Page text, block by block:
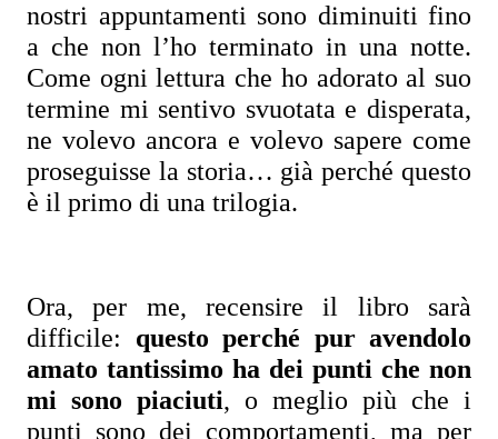
nostri appuntamenti sono diminuiti fino
a che non l’ho terminato in una notte.
Come ogni lettura che ho adorato al suo
termine mi sentivo svuotata e disperata,
ne volevo ancora e volevo sapere come
proseguisse la storia… già perché questo
è il primo di una trilogia.
Ora, per me, recensire il libro sarà
difficile: questo perché pur avendolo
amato tantissimo ha dei punti che non
mi sono piaciuti, o meglio più che i
punti sono dei comportamenti, ma per